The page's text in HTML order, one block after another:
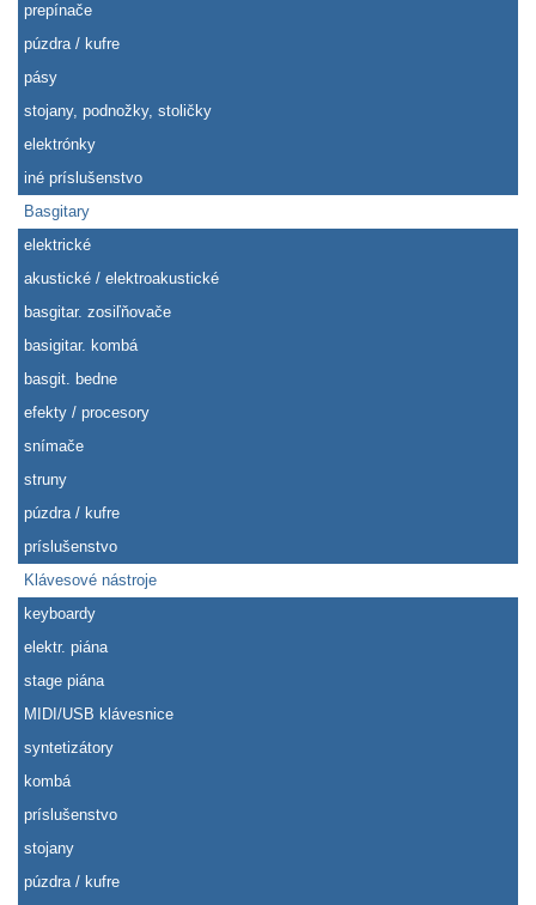
prepínače
púzdra / kufre
pásy
stojany, podnožky, stoličky
elektrónky
iné príslušenstvo
Basgitary
elektrické
akustické / elektroakustické
basgitar. zosiľňovače
basigitar. kombá
basgit. bedne
efekty / procesory
snímače
struny
púzdra / kufre
príslušenstvo
Klávesové nástroje
keyboardy
elektr. piána
stage piána
MIDI/USB klávesnice
syntetizátory
kombá
príslušenstvo
stojany
púzdra / kufre